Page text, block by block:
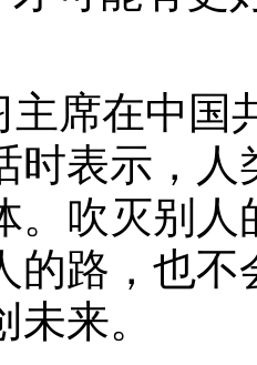
主席在中国
时表示，
。吹灭别
的路，也
来。